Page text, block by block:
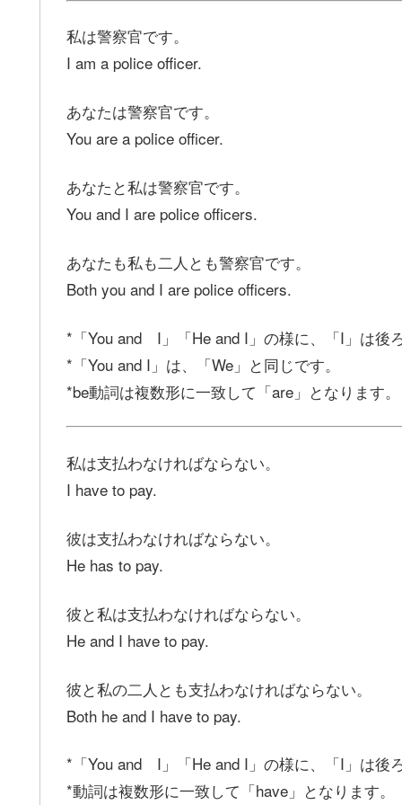
私は警察官です。
I am a police officer.
あなたは警察官です。
You are a police officer.
あなたと私は警察官です。
You and I are police officers.
あなたも私も二人とも警察官です。
Both you and I are police officers.
*「You and I」「He and I」の様に、「I」は後ろ
*「You and I」は、「We」と同じです。
*be動詞は複数形に一致して「are」となります。
私は支払わなければならない。
I have to pay.
彼は支払わなければならない。
He has to pay.
彼と私は支払わなければならない。
He and I have to pay.
彼と私の二人とも支払わなければならない。
Both he and I have to pay.
*「You and I」「He and I」の様に、「I」は後
*動詞は複数形に一致して「have」となります。